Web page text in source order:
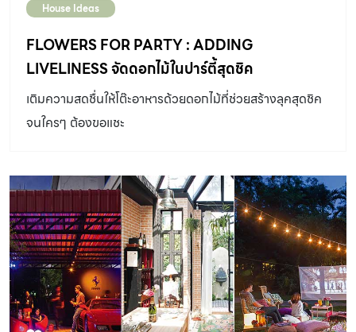
[…]House Ideas
FLOWERS FOR PARTY : ADDING
LIVELINESS จัดดอกไม้ในปาร์ตี้สุดชิค
เติมความสดชื่นให้โต๊ะอาหารด้วยดอกไม้ที่ช่วยสร้างลุคสุดชิค
จนใครๆ ต้องขอแชะ